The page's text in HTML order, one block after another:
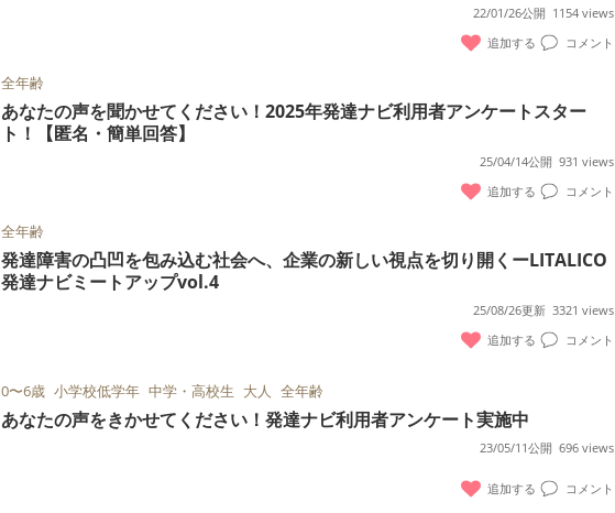
22/01/26公開 1154 views
追加する
コメント
全年齢
あなたの声を聞かせてください！2025年発達ナビ利用者アンケートスター
ト！【匿名・簡単回答】
25/04/14公開 931 views
追加する
コメント
全年齢
発達障害の凸凹を包み込む社会へ、企業の新しい視点を切り開くーLITALICO
発達ナビミートアップvol.4
25/08/26更新 3321 views
追加する
コメント
0〜6歳 小学校低学年 中学・高校生 大人 全年齢
あなたの声をきかせてください！発達ナビ利用者アンケート実施中
23/05/11公開 696 views
追加する コメント